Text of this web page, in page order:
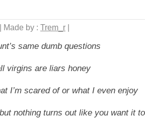
Made by : Trem_r |
same dumb questions
virgins are liars honey
I’m scared of or what I even enjoy
nothing turns out like you want it to